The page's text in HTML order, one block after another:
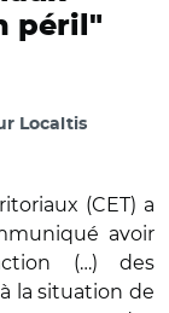
péril"
Localtis
(CET) a
avoir
(…) des
la situation de